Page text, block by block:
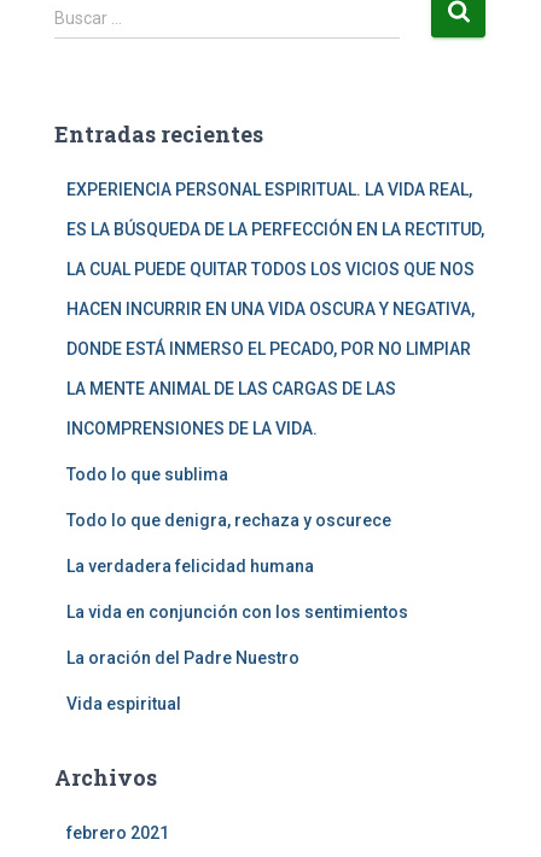
B
u
r
Buscar …
Entradas recientes
EXPERIENCIA PERSONAL ESPIRITUAL. LA VIDA REAL,
ES LA BÚSQUEDA DE LA PERFECCIÓN EN LA RECTITUD,
LA CUAL PUEDE QUITAR TODOS LOS VICIOS QUE NOS
HACEN INCURRIR EN UNA VIDA OSCURA Y NEGATIVA,
DONDE ESTÁ INMERSO EL PECADO, POR NO LIMPIAR
LA MENTE ANIMAL DE LAS CARGAS DE LAS
INCOMPRENSIONES DE LA VIDA.
Todo lo que sublima
Todo lo que denigra, rechaza y oscurece
La verdadera felicidad humana
La vida en conjunción con los sentimientos
La oración del Padre Nuestro
Vida espiritual
Archivos
febrero 2021